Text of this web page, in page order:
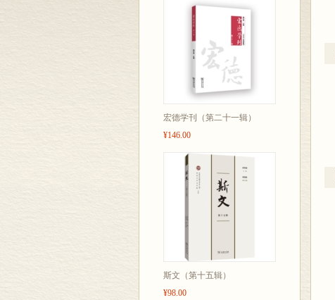
宏德学刊（第二十一辑）
¥146.00
斯文（第十五辑）
¥98.00